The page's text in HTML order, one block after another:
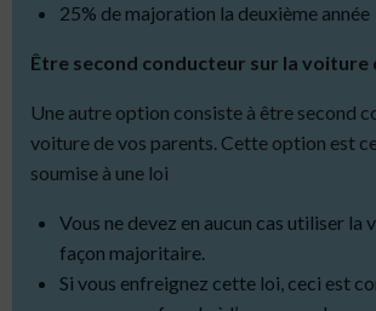
25% de majoration la deuxième année
Être second conducteur sur la voiture
Une autre option consiste à être second
voiture de vos parents. Cette option est
soumise à une loi
Vous ne devez en aucun cas utiliser la
façon majoritaire.
Si vous enfreignez cette loi, ceci est